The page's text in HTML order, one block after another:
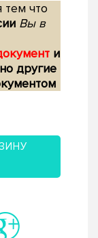
тем что
Вы в
и
другие